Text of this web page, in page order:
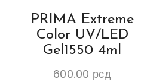
PRIMA Extreme
Color UV/LED
Gel1550 4ml
600.00 рсд